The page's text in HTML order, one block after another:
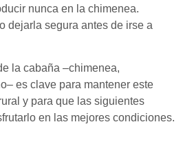
nunca en la chimenea.
dejarla segura antes de irse a
la cabaña –chimenea,
es clave para mantener este
y para que las siguientes
en las mejores condiciones.